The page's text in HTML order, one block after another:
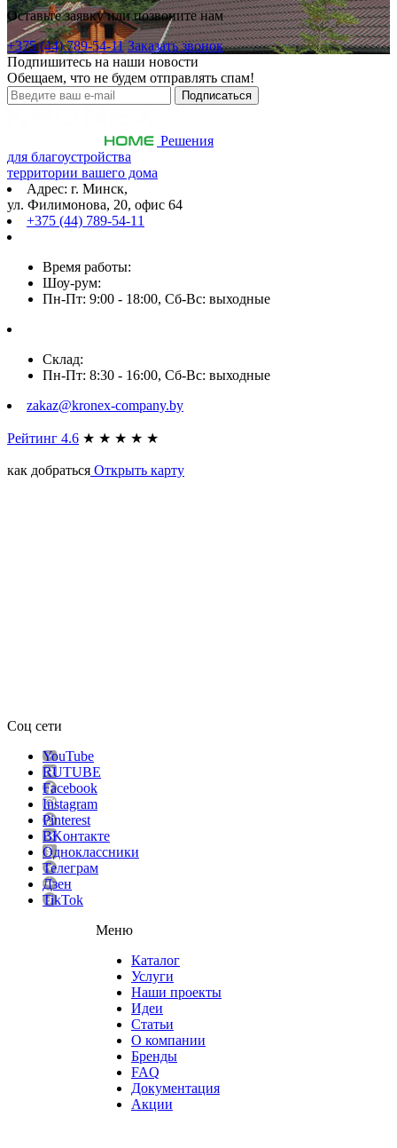
Оставьте заявку или позвоните нам
+375 (44) 789-54-11 Заказать звонок
Подпишитесь на наши новости
Обещаем, что не будем отправлять спам!
Решения
для благоустройства
территории вашего дома
Адрес: г. Минск,
ул. Филимонова, 20, офис 64
+375 (44) 789-54-11
Время работы:
Шоу-рум:
Пн-Пт: 9:00 - 18:00, Сб-Вс: выходные
Склад:
Пн-Пт: 8:30 - 16:00, Сб-Вс: выходные
zakaz@kronex-company.by
Рейтинг 4.6 ★ ★ ★ ★ ★
как добраться Открыть карту
Соц сети
YouTube
RUTUBE
Facebook
Instagram
Pinterest
ВKонтакте
Одноклассники
Телеграм
Дзен
TikTok
Меню
Каталог
Услуги
Наши проекты
Идеи
Статьи
О компании
Бренды
FAQ
Документация
Акции